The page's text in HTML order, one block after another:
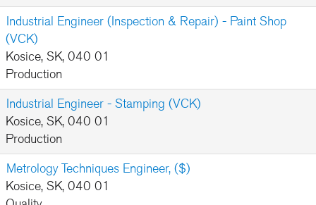
Industrial Engineer (Inspection & Repair) - Paint Shop
(VCK)
Kosice, SK, 040 01
Production
Industrial Engineer - Stamping (VCK)
Kosice, SK, 040 01
Production
Metrology Techniques Engineer, ($)
Kosice, SK, 040 01